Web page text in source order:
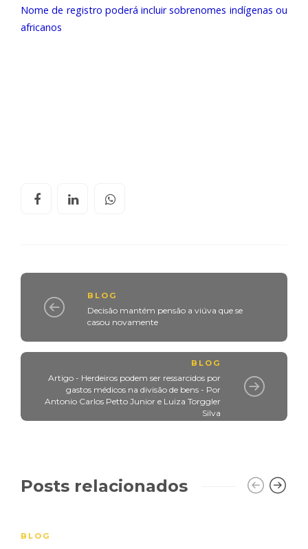
Nome de registro poderá incluir sobrenomes indígenas ou
africanos
BLOG
Decisão mantém pensão a viúva que se
casou novamente
BLOG
Artigo - Herdeiros podem ser ressarcidos por
gastos médicos na divisão de bens - Por
Antonio Carlos Petto Junior e Luiza Torggler
Silva
Posts relacionados
BLOG